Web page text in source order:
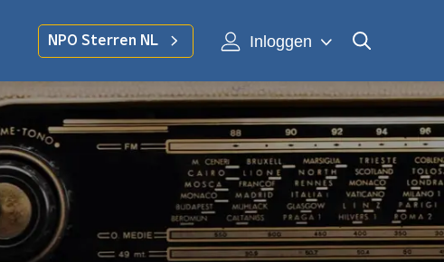
NPO Sterren NL Inloggen